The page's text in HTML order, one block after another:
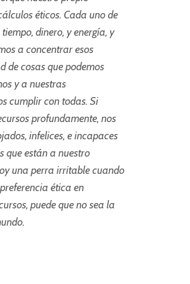
éticos. Cada uno de
dinero, y energía, y
a concentrar esos
de cosas que podemos
y a nuestras
cumplir con todas. Si
profundamente, nos
infelices, e incapaces
que están a nuestro
una perra irritable cuando
ética en
puede que no sea la